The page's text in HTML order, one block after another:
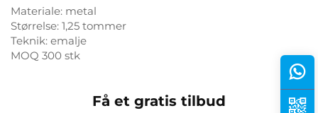
Materiale: metal
Størrelse: 1,25 tommer
Teknik: emalje
MOQ 300 stk
Få et gratis tilbud